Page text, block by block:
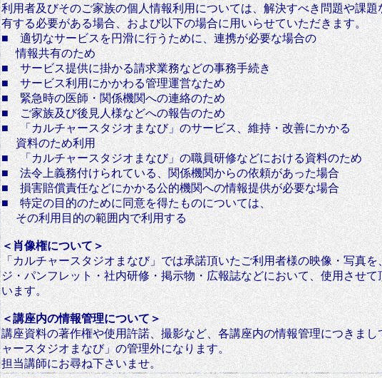
利用者及びそのご家族の個人情報利用については、解決すべき問題や課題
有する必要がある場合、および以下の場合に用いらせていただきます。
■ 適切なサービスを円滑に行うために、連携が必要な場合の
情報共有のため
■ サービス提供に掛かる請求業務などの事務手続き
■ サービス利用にかかわる管理運営なため
■ 緊急時の医師・関係機関への連絡のため
■ ご家族及び後見人様などへの報告のため
■ 「カルチャースタジオまなび」のサービス、維持・改善にかかる
資料のため利用
■「カルチャースタジオまなび」の職員研修などにおける資料のため
■ 法令上義務付けられている、関係機関からの依頼があった場合
■ 損害賠償責任などにかかる公的機関への情報提供が必要な場合
■ 特定の目的のために同意を得たものについては、
その利用目的の範囲内で利用する
＜肖像権について＞
「カルチャースタジオまなび」では承諾頂いたご利用者様の映像・写真を
ジ・パンフレット・社内研修・掲示物・広報誌などにおいて、使用させて
います。
＜講座内の情報管理について＞
講座資料の著作権や使用許諾、撮影など、各講座内の情報管理につきまし
ャースタジオまなび」の管理外になります。
担当講師にお尋ね下さいませ。